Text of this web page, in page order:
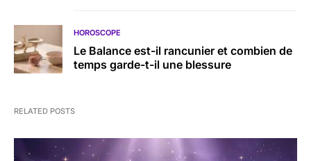
HOROSCOPE
Le Balance est-il rancunier et combien de
temps garde-t-il une blessure
RELATED POSTS